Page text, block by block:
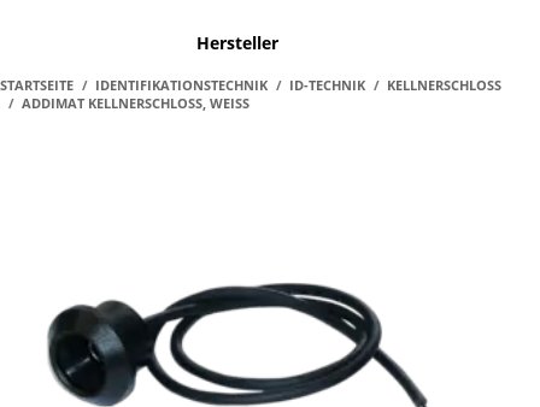
Hersteller
STARTSEITE IDENTIFIKATIONSTECHNIK ID-TECHNIK
KELLNERSCHLOSS
ADDIMAT KELLNERSCHLOSS, WEISS